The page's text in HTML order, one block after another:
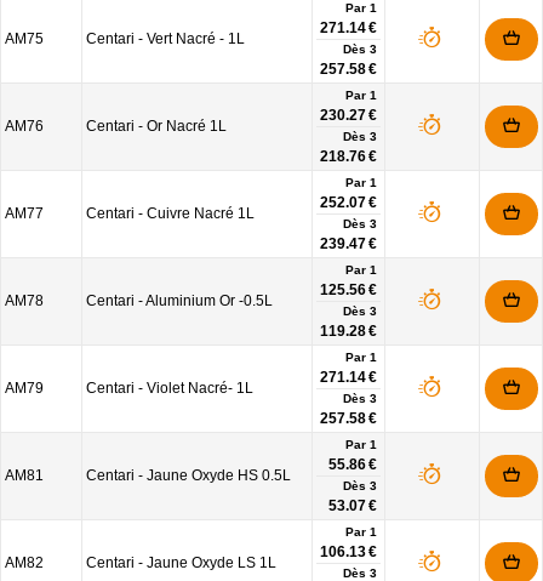
AM75 Centari - Vert Nacré - 1L
Par 1
271.14 €
Dès 3
257.58 €
AM76 Centari - Or Nacré 1L
Par 1
230.27 €
Dès 3
218.76 €
AM77 Centari - Cuivre Nacré 1L
Par 1
252.07 €
Dès 3
239.47 €
AM78 Centari - Aluminium Or -0.5L
Par 1
125.56 €
Dès 3
119.28 €
AM79 Centari - Violet Nacré- 1L
Par 1
271.14 €
Dès 3
257.58 €
AM81 Centari - Jaune Oxyde HS 0.5L
Par 1
55.86 €
Dès 3
53.07 €
AM82 Centari - Jaune Oxyde LS 1L
Par 1
106.13 €
Dès 3